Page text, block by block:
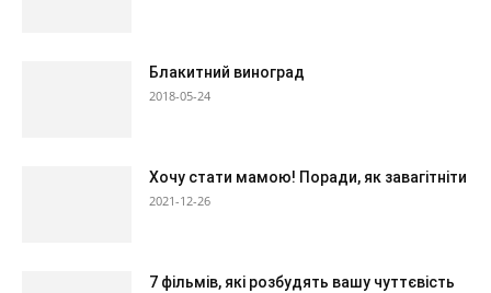
Блакитний виноград
2018-05-24
Хочу стати мамою! Поради, як завагітніти
2021-12-26
7 фільмів, які розбудять вашу чуттєвість